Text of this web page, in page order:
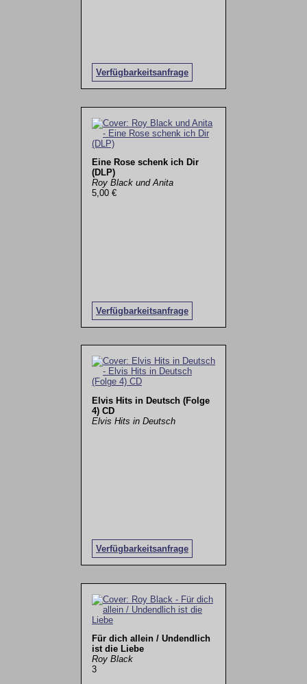
Verfügbarkeitsanfrage
Eine Rose schenk ich Dir
(DLP)
Roy Black und Anita
5,00 €
Verfügbarkeitsanfrage
Elvis Hits in Deutsch (Folge
4) CD
Elvis Hits in Deutsch
Verfügbarkeitsanfrage
Für dich allein / Undendlich
ist die Liebe
Roy Black
3